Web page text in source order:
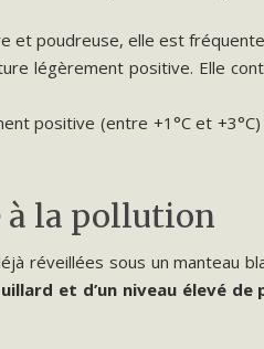
et poudreuse, elle est
légèrement positive. Elle
positive (entre +1°C et
à la pollution
réveillées sous un manteau
et d’un niveau élevé de